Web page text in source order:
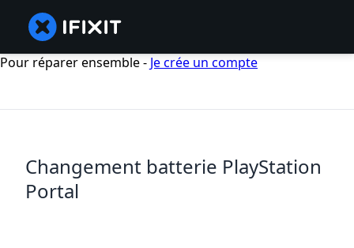
Pour réparer ensemble - Je crée un compte
Changement batterie PlayStation
Portal